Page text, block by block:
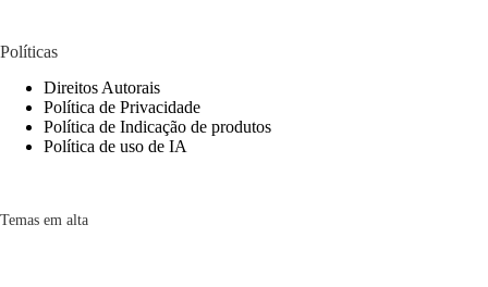
Políticas
Direitos Autorais
Política de Privacidade
Política de Indicação de produtos
Política de uso de IA
Temas em alta